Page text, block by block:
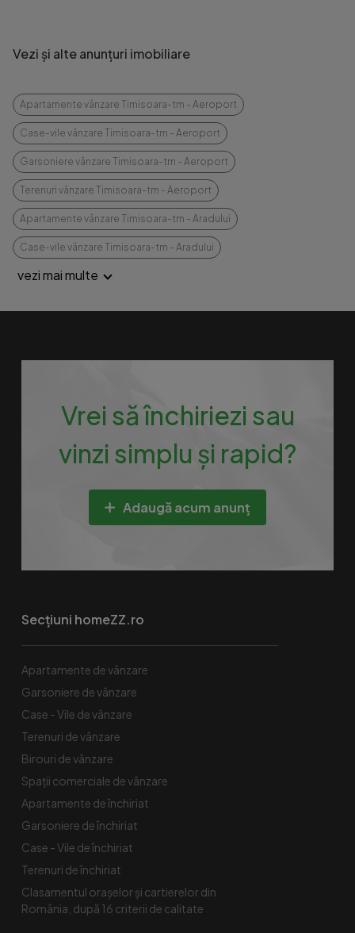
Vezi și alte anunțuri imobiliare
Apartamente vânzare Timisoara-tm - Aeroport
Case-vile vânzare Timisoara-tm - Aeroport
Garsoniere vânzare Timisoara-tm - Aeroport
Terenuri vânzare Timisoara-tm - Aeroport
Apartamente vânzare Timisoara-tm - Aradului
Case-vile vânzare Timisoara-tm - Aradului
vezi mai multe
Vrei să închiriezi sau
vinzi simplu și rapid?
Adaugă acum anunț
Secțiuni homeZZ.ro
Apartamente de vânzare
Garsoniere de vânzare
Case - Vile de vânzare
Terenuri de vânzare
Birouri de vânzare
Spaţii comerciale de vânzare
Apartamente de închiriat
Garsoniere de închiriat
Case - Vile de închiriat
Terenuri de închiriat
Clasamentul orașelor și cartierelor din
România, după 16 criterii de calitate